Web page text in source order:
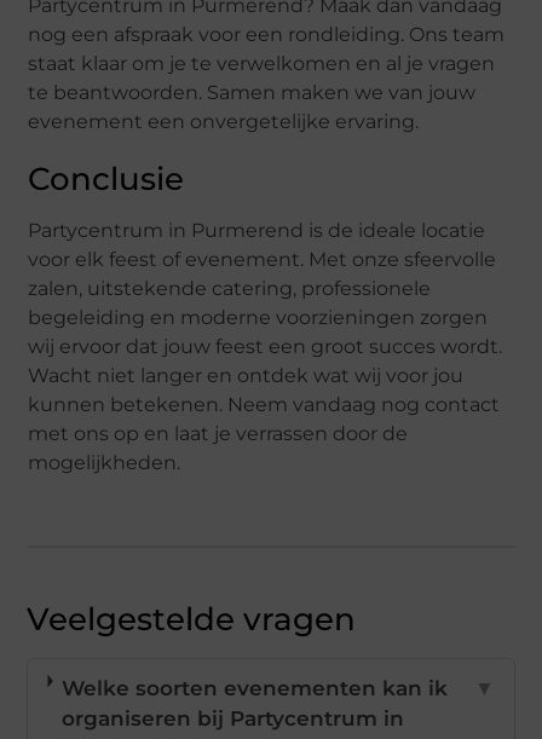
Partycentrum in Purmerend? Maak dan vandaag
nog een afspraak voor een rondleiding. Ons team
staat klaar om je te verwelkomen en al je vragen
te beantwoorden. Samen maken we van jouw
evenement een onvergetelijke ervaring.
Conclusie
Partycentrum in Purmerend is de ideale locatie
voor elk feest of evenement. Met onze sfeervolle
zalen, uitstekende catering, professionele
begeleiding en moderne voorzieningen zorgen
wij ervoor dat jouw feest een groot succes wordt.
Wacht niet langer en ontdek wat wij voor jou
kunnen betekenen. Neem vandaag nog contact
met ons op en laat je verrassen door de
mogelijkheden.
Veelgestelde vragen
Welke soorten evenementen kan ik
organiseren bij Partycentrum in
▼